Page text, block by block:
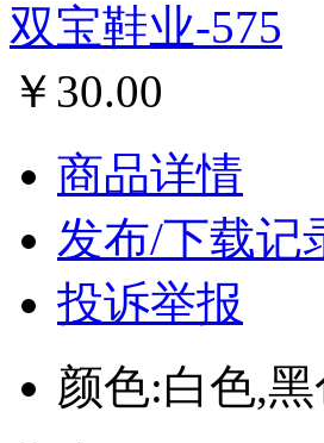
双宝鞋业-575
￥30.00
商品详情
发布/下载记
投诉举报
颜色:白色,